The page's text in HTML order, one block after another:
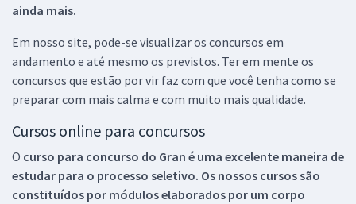
ainda mais.
Em nosso site, pode-se visualizar os concursos em
andamento e até mesmo os previstos. Ter em mente os
concursos que estão por vir faz com que você tenha como se
preparar com mais calma e com muito mais qualidade.
Cursos online para concursos
O curso para concurso do Gran é uma excelente maneira de
estudar para o processo seletivo. Os nossos cursos são
constituídos por módulos elaborados por um corpo